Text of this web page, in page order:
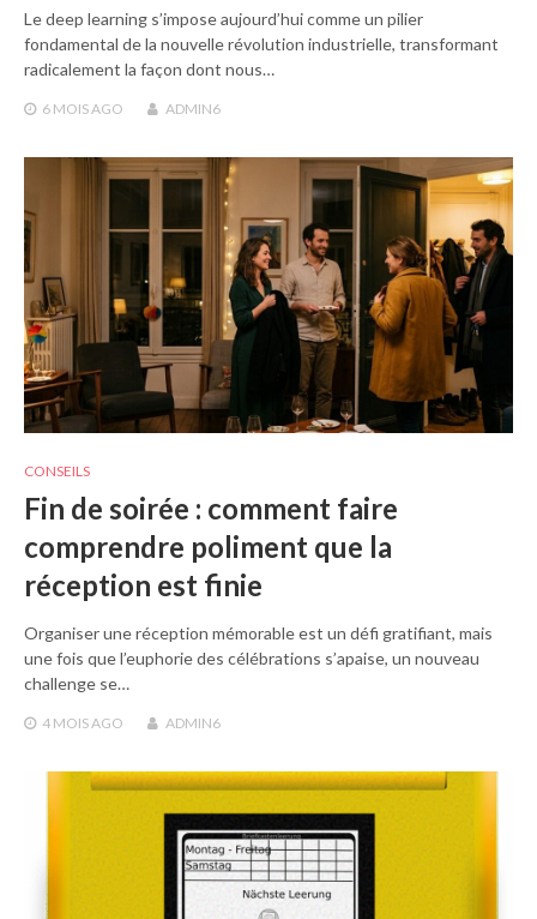
Le deep learning s’impose aujourd’hui comme un pilier
fondamental de la nouvelle révolution industrielle, transformant
radicalement la façon dont nous…
6 MOISAGO ADMIN6
CONSEILS
Fin de soirée : comment faire
comprendre poliment que la
réception est finie
Organiser une réception mémorable est un défi gratifiant, mais
une fois que l’euphorie des célébrations s’apaise, un nouveau
challenge se…
4 MOISAGO ADMIN6